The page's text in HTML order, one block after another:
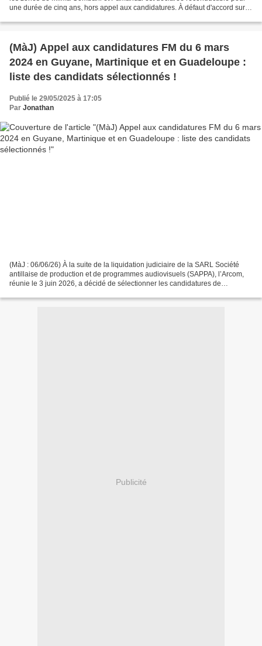
une durée de cinq ans, hors appel aux candidatures. À défaut d'accord sur
(MàJ) Appel aux candidatures FM du 6 mars
2024 en Guyane, Martinique et en Guadeloupe :
liste des candidats sélectionnés !
Publié le 29/05/2025 à 17:05
Par Jonathan
(MàJ : 06/06/26) À la suite de la liquidation judiciaire de la SARL Société
antillaise de production et de programmes audiovisuels (SAPPA), l’Arcom,
réunie le 3 juin 2026, a décidé de sélectionner les candidatures de
Publicité